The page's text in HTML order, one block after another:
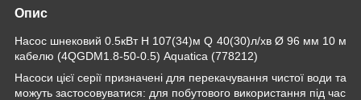
Опис
Насос шнековий 0.5кВт H 107(34)м Q 40(30)л/хв Ø 96 мм 10 м
кабелю (4QGDM1.8-50-0.5) Aquatica (778212)
Насоси цієї серії призначені для перекачування чистої води та
можуть застосовуватися: для побутового використання під час